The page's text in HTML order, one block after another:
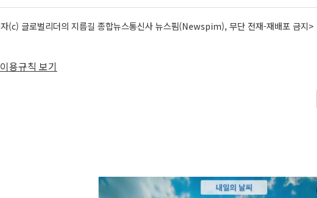
(c) 글로벌리더의 지름길 종합뉴스통신사 뉴스핌(Newspim), 무단 전재-재배포 금지>
용규칙 보기